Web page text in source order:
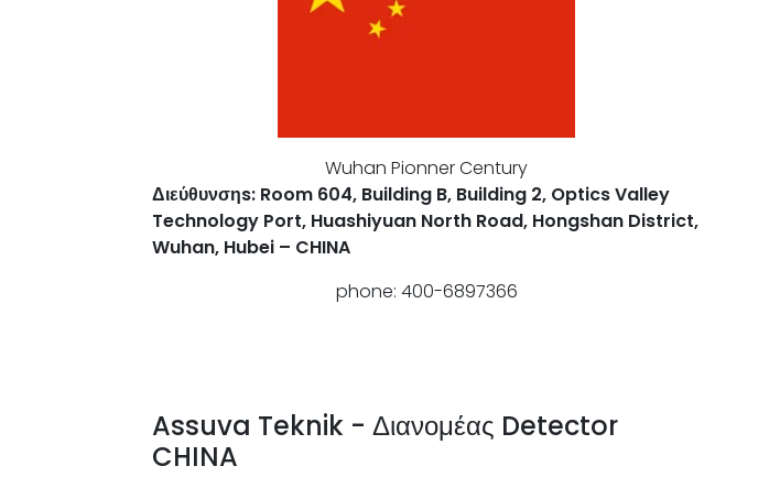
Wuhan Pionner Century
Διεύθυνσηs: Room 604, Building B, Building 2, Optics Valley
Technology Port, Huashiyuan North Road, Hongshan District,
Wuhan, Hubei – CHINA
phone: 400-6897366
Assuva Teknik - Διανομέας Detector
CHINA